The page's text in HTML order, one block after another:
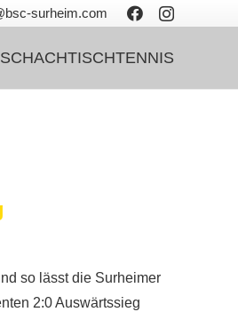
surheim.com
SCHACHTISCHTENNIS
so lässt die Surheimer
2:0 Auswärtssieg